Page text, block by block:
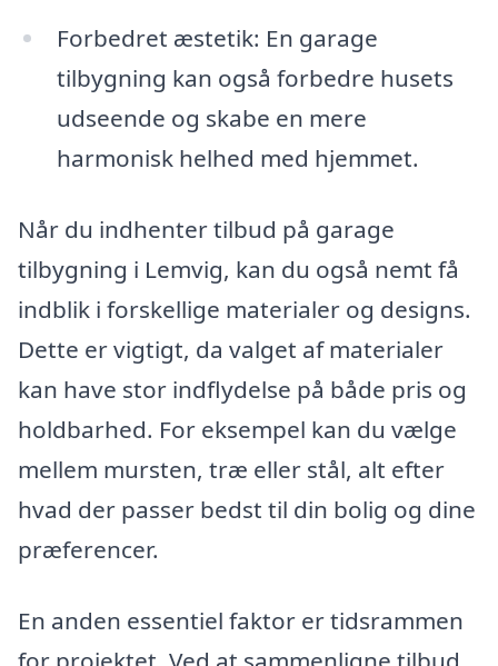
Forbedret æstetik: En garage
tilbygning kan også forbedre husets
udseende og skabe en mere
harmonisk helhed med hjemmet.
Når du indhenter tilbud på garage
tilbygning i Lemvig, kan du også nemt få
indblik i forskellige materialer og designs.
Dette er vigtigt, da valget af materialer
kan have stor indflydelse på både pris og
holdbarhed. For eksempel kan du vælge
mellem mursten, træ eller stål, alt efter
hvad der passer bedst til din bolig og dine
præferencer.
En anden essentiel faktor er tidsrammen